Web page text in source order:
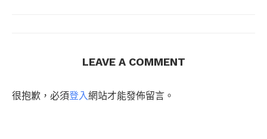
LEAVE A COMMENT
很抱歉，必須登入網站才能發佈留言。